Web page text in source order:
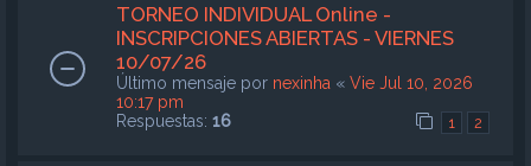
TORNEO INDIVIDUAL Online -
INSCRIPCIONES ABIERTAS - VIERNES
10/07/26
Último mensaje por nexinha « Vie Jul 10, 2026
10:17 pm
Respuestas: 16 1 2